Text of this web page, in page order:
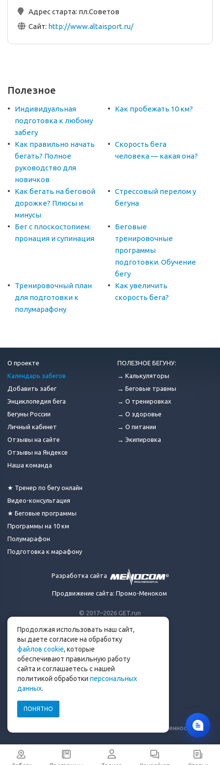
Адрес старта: пл.Советов
Сайт: http://www.altaisport.ru/
Полезное
Индивидуальная
подготовка к любому
забегу
Как пробежать 10 км?
Как правильно начать
бегать? Полное
руководство для
новичков
Скорость бега
человека — какая она?
Как бегать на беговой
дорожке? Плюсы и
минусы
Стрессовый перелом у
бегуна
Бег с плоскостопием:
пронация и супинация
Беговые
тренировочные
программы
подготовки. Обучение
бегу
Тренировочный план
для подготовки к
полумарафону
Как увеличить
скорость бега?
© 2017–2026 GET.run
Сделано с ❤ бегунами
для бегунов
Телеграм-канал Get.run
Беговой чат в Телеграм
info@get.run
Уведомление о рисках и ограничение ответственности
О проекте
Календарь забегов
Добавить забег
Энциклопедия бега
Бегуны России
Личный кабинет
Отзывы на сайте
Отзывы на Яндексе
Наша команда
★ Тренер по бегу онлайн
Видео-консультация
★ Беговые программы
Программы на 10 км
Полумарафон
Подготовка к марафону
ПОЛЕЗНОЕ БЕГУНУ:
→ Калькуляторы
→ Беговые травмы
→ О тренировках
→ О здоровье
→ О питании
→ Экипировка
Разработка сайта
Продвижение сайта: Промо-Меноком
Продолжая использовать наш сайт,
вы даете согласие на обработку
файлов cookie, которые
обеспечивают правильную работу
сайта и соглашаетесь с нашей
политикой обработки персональных
данных.
ПОНЯТНО